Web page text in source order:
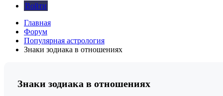
Войти
Главная
Форум
Популярная астрология
Знаки зодиака в отношениях
Знаки зодиака в отношениях